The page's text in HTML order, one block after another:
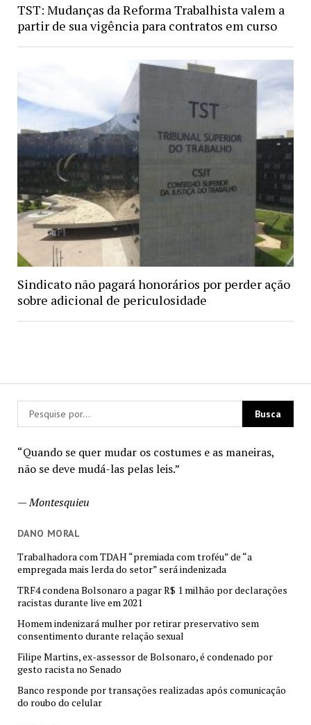
“Quando se quer mudar os costumes e as maneiras,
não se deve mudá-las pelas leis.”
—Montesquieu
DANO MORAL
Trabalhadora com TDAH “premiada com troféu” de “a
empregada mais lerda do setor” será indenizada
TRF4 condena Bolsonaro a pagar R$ 1 milhão por declarações
racistas durante live em 2021
Homem indenizará mulher por retirar preservativo sem
consentimento durante relação sexual
Filipe Martins, ex-assessor de Bolsonaro, é condenado por
gesto racista no Senado
Banco responde por transações realizadas após comunicação
do roubo do celular
TST: Mudanças da Reforma Trabalhista valem a
partir de sua vigência para contratos em curso
Sindicato não pagará honorários por perder ação
sobre adicional de periculosidade